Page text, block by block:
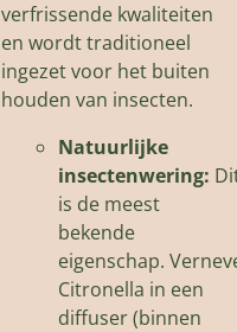
verfrissende kwaliteiten
en wordt traditioneel
ingezet voor het buiten
houden van insecten.
Natuurlijke
insectenwering:
is de meest
bekende
eigenschap.
Citronella in een
diffuser (binnen